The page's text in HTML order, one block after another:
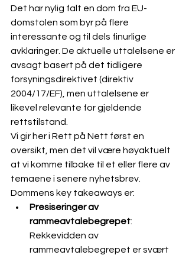
Det har nylig falt en dom fra EU-
domstolen som byr på flere
interessante og til dels finurlige
avklaringer. De aktuelle uttalelsene er
avsagt basert på det tidligere
forsyningsdirektivet (direktiv
2004/17/EF), men uttalelsene er
likevel relevante for gjeldende
rettstilstand.
Vi gir her i Rett på Nett først en
oversikt, men det vil være høyaktuelt
at vi komme tilbake til et eller flere av
temaene i senere nyhetsbrev.
Dommens key takeaways er:
Presiseringer av
rammeavtalebegrepet:
Rekkevidden av
rammeavtalebegrepet er svært